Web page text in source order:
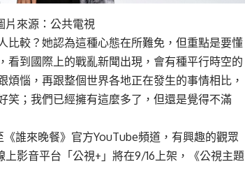
片來源：公共電視
比較？她認為這種心態在所難免，但重點是要懂
看到國際上的戰亂新聞出現，會有種平行時空的
惱，再跟整個世界各地正在發生的事情相比，
笑；我們已經擁有這麼多了，但還是覺得不滿
誰來晚餐》官方YouTube頻道，有興趣的觀眾
上影音平台「公視+」將在9/16上架，《公視主題